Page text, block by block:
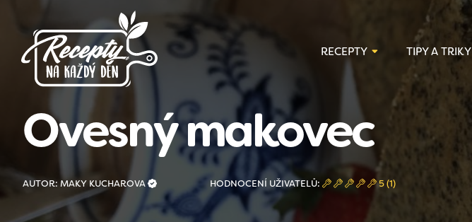
RECEPTY TIPY A TRIKY
Ovesný makovec
AUTOR: MAKY KUCHAROVA HODNOCENÍ UŽIVATELŮ: 5 (1)